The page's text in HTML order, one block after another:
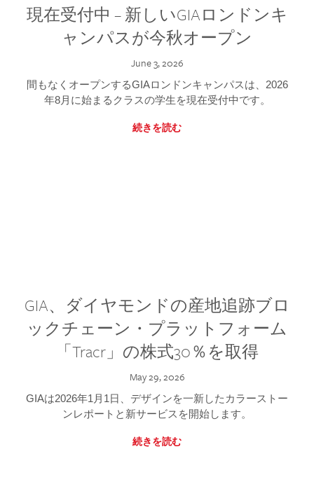
現在受付中 – 新しいGIAロンドンキ
ャンパスが今秋オープン
June 3, 2026
間もなくオープンするGIAロンドンキャンパスは、2026
年8月に始まるクラスの学生を現在受付中です。
続きを読む
GIA、ダイヤモンドの産地追跡ブロ
ックチェーン・プラットフォーム
「Tracr」の株式30％を取得
May 29, 2026
GIAは2026年1月1日、デザインを一新したカラーストー
ンレポートと新サービスを開始します。
続きを読む